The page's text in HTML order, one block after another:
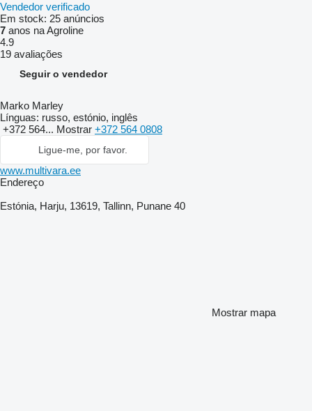
Vendedor verificado
Em stock: 25 anúncios
7 anos na Agroline
4.9
19 avaliações
Seguir o vendedor
Marko Marley
Línguas: russo, estónio, inglês
+372 564... Mostrar +372 564 0808
Ligue-me, por favor.
www.multivara.ee
Endereço
Estónia, Harju, 13619, Tallinn, Punane 40
Mostrar mapa